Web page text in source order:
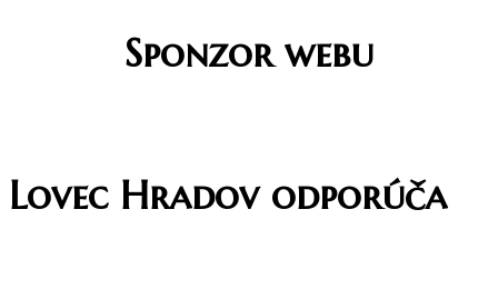
Sponzor webu
Lovec Hradov odporúča